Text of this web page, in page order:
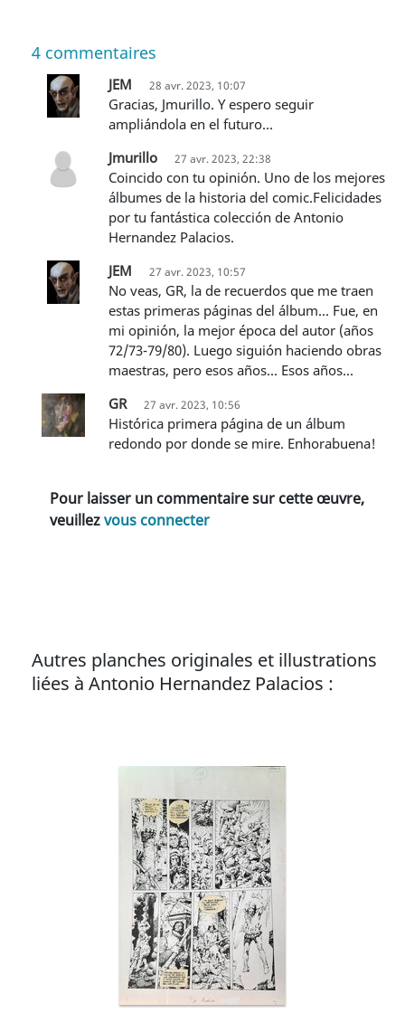
4 commentaires
JEM 28 avr. 2023, 10:07
Gracias, Jmurillo. Y espero seguir
ampliándola en el futuro...
Jmurillo
27 avr. 2023, 22:38
Coincido con tu opinión. Uno de los mejores
álbumes de la historia del comic.Felicidades
por tu fantástica colección de Antonio
Hernandez Palacios.
JEM
27 avr. 2023, 10:57
No veas, GR, la de recuerdos que me traen
estas primeras páginas del álbum... Fue, en
mi opinión, la mejor época del autor (años
72/73-79/80). Luego siguión haciendo obras
maestras, pero esos años... Esos años...
GR
27 avr. 2023, 10:56
Histórica primera página de un álbum
redondo por donde se mire. Enhorabuena!
Pour laisser un commentaire sur cette œuvre,
veuillezvous connecter
Autres planches originales et illustrations
liées à Antonio Hernandez Palacios :